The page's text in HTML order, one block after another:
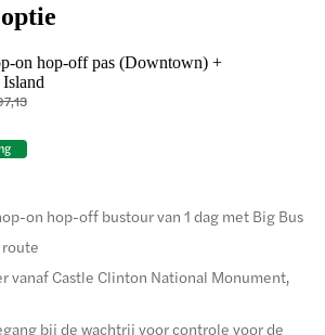
on hop-off pas (Downtown) +
on hop-off bustour van 1 dag met Big Bus
route
vanaf Castle Clinton National Monument,
bij de wachtrij voor controle voor de